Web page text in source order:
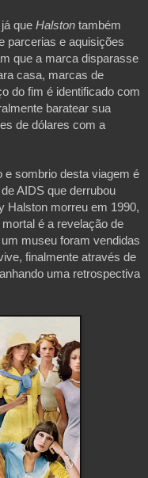
que Halston também
parcerias e aquisições
que a marca disparasse
casa, marcas de
do fim é identificado com
baratear sua
de dólares com a
e sombrio desta viagem é
AIDS que derrubou
Halston morreu em 1990,
é a revelação de
museu foram vendidas
finalmente através de
uma retrospectiva